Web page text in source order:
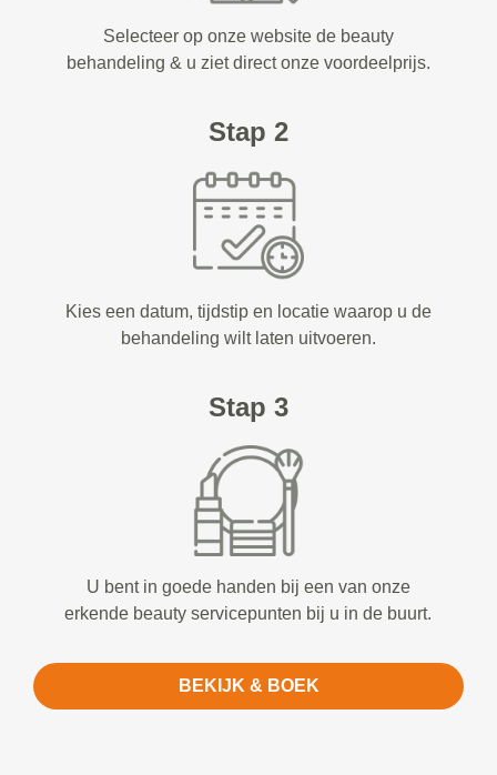
Selecteer op onze website de beauty
behandeling & u ziet direct onze voordeelprijs.
Stap 2
Kies een datum, tijdstip en locatie waarop u de
behandeling wilt laten uitvoeren.
Stap 3
U bent in goede handen bij een van onze
erkende beauty servicepunten bij u in de buurt.
BEKIJK & BOEK